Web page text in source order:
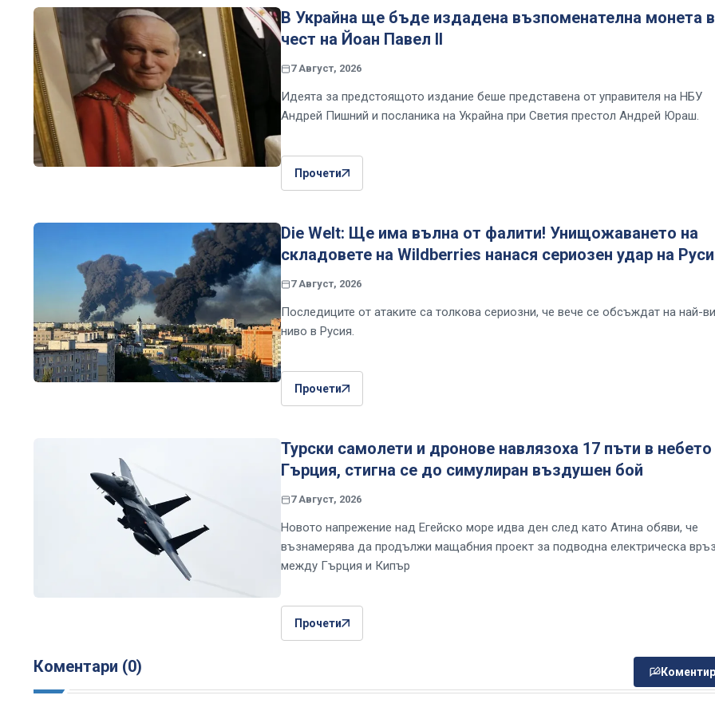
В Украйна ще бъде издадена възпоменателна монета в
чест на Йоан Павел II
7 Август, 2026
Идеята за предстоящото издание беше представена от управителя на НБУ
Андрей Пишний и посланика на Украйна при Светия престол Андрей Юраш.
Прочети
Die Welt: Ще има вълна от фалити! Унищожаването на
складовете на Wildberries нанася сериозен удар на
7 Август, 2026
Последиците от атаките са толкова сериозни, че вече се обсъждат на най-
ниво в Русия.
Прочети
Турски самолети и дронове навлязоха 17 пъти в небето
Гърция, стигна се до симулиран въздушен бой
7 Август, 2026
Новото напрежение над Егейско море идва ден след като Атина обяви, че
възнамерява да продължи мащабния проект за подводна електрическа
между Гърция и Кипър
Прочети
Коментари (0)